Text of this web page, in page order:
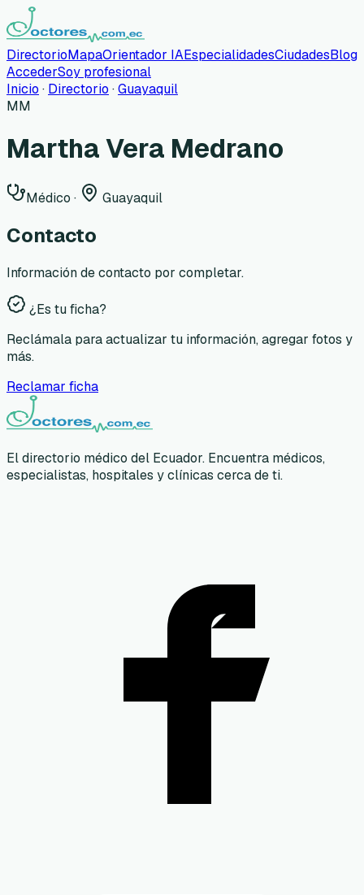
DirectorioMapaOrientador IAEspecialidadesCiudadesBlog
AccederSoy profesional
Inicio · Directorio ·Guayaquil
MM
Martha Vera Medrano
Médico · Guayaquil
Contacto
Información de contacto por completar.
¿Es tu ficha?
Reclámala para actualizar tu información, agregar fotos y
más.
Reclamar ficha
El directorio médico del Ecuador. Encuentra médicos,
especialistas, hospitales y clínicas cerca de ti.